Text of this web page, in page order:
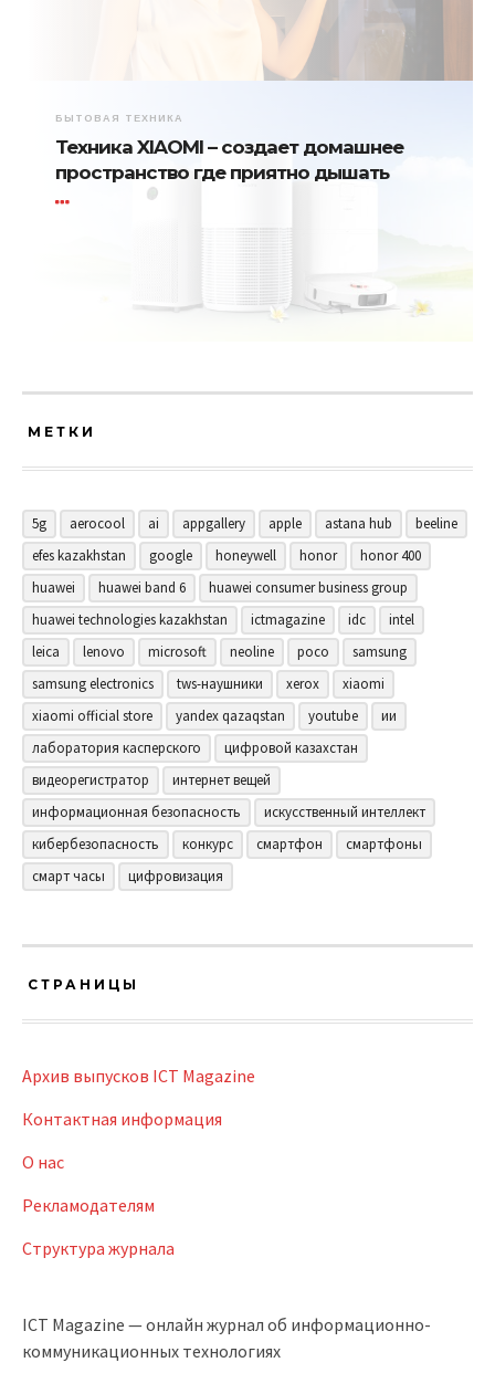
БЫТОВАЯ ТЕХНИКА
Техника XIAOMI – создает домашнее
пространство где приятно дышать
МЕТКИ
5g aerocool ai appgallery apple astana hub
beeline
efes kazakhstan
google honeywell honor
honor 400
huawei
huawei band 6
huawei consumer business group
huawei technologies kazakhstan
ictmagazine idc
intel
leica
lenovo microsoft neoline poco
samsung
samsung electronics
tws-наушники xerox
xiaomi
xiaomi official store
yandex qazaqstan youtube
ии
лаборатория касперского
цифровой казахстан
видеорегистратор
интернет вещей
информационная безопасность
искусственный интеллект
кибербезопасность
конкурс смартфон
смартфоны
смарт часы
цифровизация
СТРАНИЦЫ
Архив выпусков ICT Magazine
Контактная информация
О нас
Рекламодателям
Структура журнала
ICT Magazine — онлайн журнал об информационно-
коммуникационных технологиях